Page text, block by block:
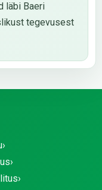
läbi Baeri
tegevusest